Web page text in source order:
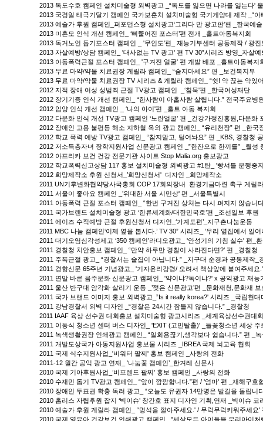
2013 독도수호 캠페인 설치미술형 외벽광고 _“독도를 잃으면 나라를 잃는다'
2013 국경일 태극기달기 캠페인 국가보훈처 설치미술형 국기게양대 제작 _“
2013 예술가 후원 캠페인_퍼포먼스형 설치광고‘그리다 만 광고판’편 _한국예
2013 미혼모 인식 개선 캠페인_ ‘삐뚤어진 포스터’편 전개 _홀트아동복지회
2013 독거노인 돕기포스터 캠페인 _ '무인도'편_ 재능기부센터 공동제작 / 광
2013 자살예방/상담 캠페인_ '대사없는 TV 광고' 편 TV 30”시리즈 방영_자살
2013 아동폭력근절 포스터 캠페인_ '구겨진 얼굴' 편 개발 배포 _홀트아동복지
2013 무료 마약/약물 치료권장 게릴라 캠페인_ “숨지마세요” 편 _보건복지부
2013 무료 마약/약물 치료권장 TV 시리즈 & 게릴라 캠페인_ “쉿! 약 끊는 약있
2012 지적 장애 여성 성범죄 근절 TV광고 캠페인 _‘침묵'편 _한국여성재단
2012 장기기증 인식 개선 캠페인_ “한사람이 아홉사람 살립니다.” 전국주요병
2012 입양 인식 개선 캠페인 _ ‘나의 아이'편 _홀트 아동 복지회
2012 다문화 인식 개선 TV광고 캠페인 ‘노란얼굴’ 편 _건강가정진흥원,다문화
2012 장애인 고용 불평등 해소 지하철 옥외 광고 캠페인_ “유리천장” 편 _한국
2012 학교 폭력 예방 TV광고 캠페인_ “참지말고, 털어놔요” 편 _KBS, 경찰청
2012 저소득층자녀 장학지원사업 신문광고 캠페인 _”한잔으로 한끼를” _월성
2012 아프리카 보건 건강 전문기관 사이트 Stop Malia.org 홍보광고
2012 학교폭력신고상담 117 홍보 설치미술형 외벽광고 #1탄_ '빵셔틀 운행중
2012 희망제작소 후원 신청서_’희망신청서' 디자인 _희망제작소
2011 UN기후변화협약당사국총회 COP 17회의장내 환경기금마련 촉구 게릴
2011 서울이 좋아요 캠페인 _’위대한 서울 시민상' 편 _서울특별시
2011 아동폭력 근절 포스터 캠페인_ “한번 구겨진 상처는 다시 펴지지 않습니
2011 국가브랜드 설치미술형 광고 ‘한류세계화/대한민국호’편 _조선일보 후원
2011 에이즈 수직예방 근절 후원신청서 디자인_‘가계도편’_지구촌나눔운동
2011 MBC 나눔 캠페인‘이제 옆을 봅시다.’ TV 30” 시리즈_ ’우리 옆집에서 일
2011 대기오염심각성제고 ‘350 캠페인’라디오광고_ '안성기의 기침 실수' 편_
2011 경찰청 치안홍보 캠페인_ “만약 하루만 경찰이 사라진다면?’ 편 _경찰청
2011 주폭근절 광고_ “경찰서는 술집이 아닙니다.” _지구대 순경과 공동제작_
2011 경향신문 65주년 기념광고_ '기자윤리강령/ 오려서 책상앞에 붙여주세요
2011 연말 바른 음주문화 신문광고 캠페인_ '약이냐?독이냐?' x 공익광고 재능
2011 울산 반구대 암각화 살리기 운동 _’젖은 신문광고’편 _문화재청,문화재
2011 국가 브랜드 이미지 홍보 외벽광고_”Is it really korea?' 시리즈 _국립현대
2011 강남경찰서 외벽 디자인 _“경찰은 24시간 잠들지 않습니다.” _경찰청
2011 IAAF 육상 선수권 대회홍보 설치미술형 광고시리즈 _세계육상선수권대
2011 이동식 청소년 센터 버스 디자인_ 'EXIT (고민탈출)' _들꽃청소년 세상
2011 녹색생활권장 인쇄광고 캠페인_ “일회용끊기,생각보다 쉽습니다.” 편 _
2011 개발도상국가 아동지원사업 홍보물 시리즈 _IBREA 국제 뇌교육 협회
2011 국제 식수지원사업_'비워터 팔찌' 홍보 캠페인 _사랑의 전화
2011-12 월간 공익 광고 연재_ ‘나눔꽃 캠페인’_한겨레 신문사
2010 국제 기아후원사업_’비프렌드 팔찌’ 홍보 캠페인 _사랑의 전화
2010 수재민 돕기 TV광고 캠페인_ “앞이 깜깜합니다.”편 / '엄마' 편 _재해구호
2010 장애인 투표권 확충 독려 광고_ “오늘도 유권자 14만명은 발길을 돌립니
2010 홈리스 자립후원 잡지 ‘빅이슈’ 창간호 표지 디자인 기획,연재 _빅이슈 코
2010 예술가 후원 게릴라 캠페인_ “멍석을 깔아주세요.' / 무럭무럭키워주세요
2010 국제 영유아 건강보건 인쇄광고 캠페인_ "세상모든 아이들을 우리아이처